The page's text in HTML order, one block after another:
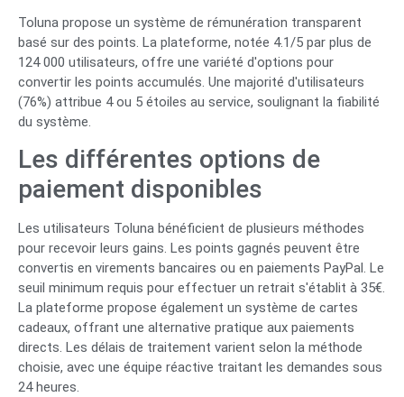
Toluna propose un système de rémunération transparent
basé sur des points. La plateforme, notée 4.1/5 par plus de
124 000 utilisateurs, offre une variété d'options pour
convertir les points accumulés. Une majorité d'utilisateurs
(76%) attribue 4 ou 5 étoiles au service, soulignant la fiabilité
du système.
Les différentes options de
paiement disponibles
Les utilisateurs Toluna bénéficient de plusieurs méthodes
pour recevoir leurs gains. Les points gagnés peuvent être
convertis en virements bancaires ou en paiements PayPal. Le
seuil minimum requis pour effectuer un retrait s'établit à 35€.
La plateforme propose également un système de cartes
cadeaux, offrant une alternative pratique aux paiements
directs. Les délais de traitement varient selon la méthode
choisie, avec une équipe réactive traitant les demandes sous
24 heures.